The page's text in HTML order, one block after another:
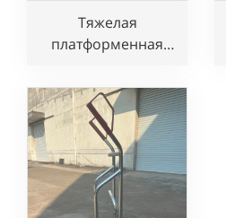
Тяжелая
платформенная
тележка с 6
колесами по
конкурентоспособной
цене